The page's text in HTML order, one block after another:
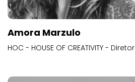
Amora Marzulo
HOC - HOUSE OF CREATIVITY - Diretor